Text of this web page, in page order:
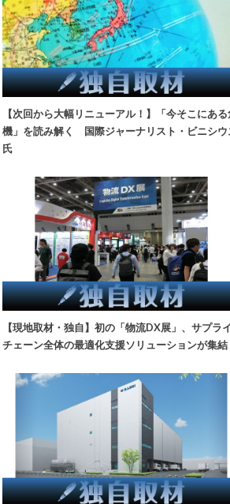
【次回から大幅リニューアル！】「今そこにある
機」を読み解く 国際ジャーナリスト・ビニシウ
氏
【現地取材・独自】初の「物流DX展」、サプラ
チェーン全体の最適化支援ソリューションが集結